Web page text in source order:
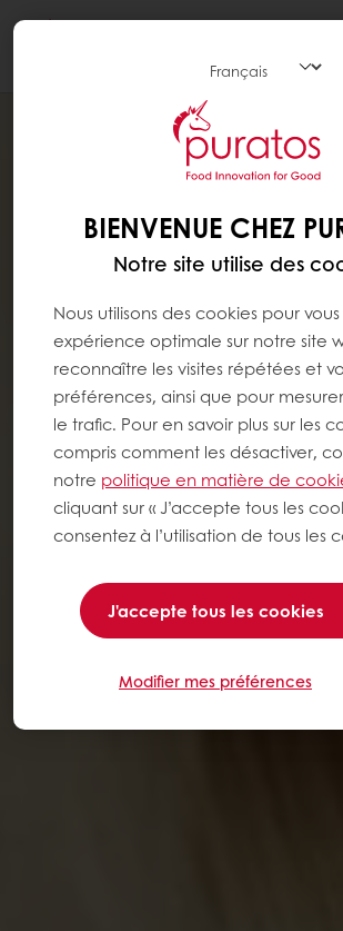
BIENVENUE CHEZ
Notre site utilise des
Nous utilisons des cookies pour
expérience optimale sur notre site
reconnaître les visites répétées et
préférences, ainsi que pour
le trafic. Pour en savoir plus sur les
compris comment les désactiver,
notre politique en matière de
cliquant sur « J’accepte tous les
consentez à l’utilisation de tous les
J'accepte tous les cookies
Modifier mes préférences